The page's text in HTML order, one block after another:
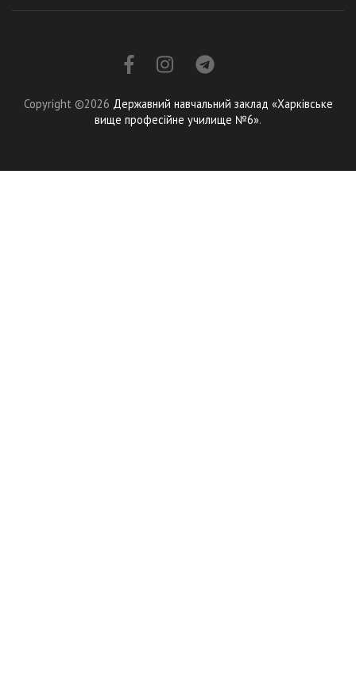
Copyright ©2026 Державний навчальний заклад «Харківське
вище професійне училище №6».